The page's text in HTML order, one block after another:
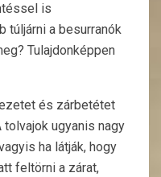
is
túljárni a besurranók
Tulajdonképpen
és zárbetétet
ugyanis nagy
ha látják, hogy
feltörni a zárat,